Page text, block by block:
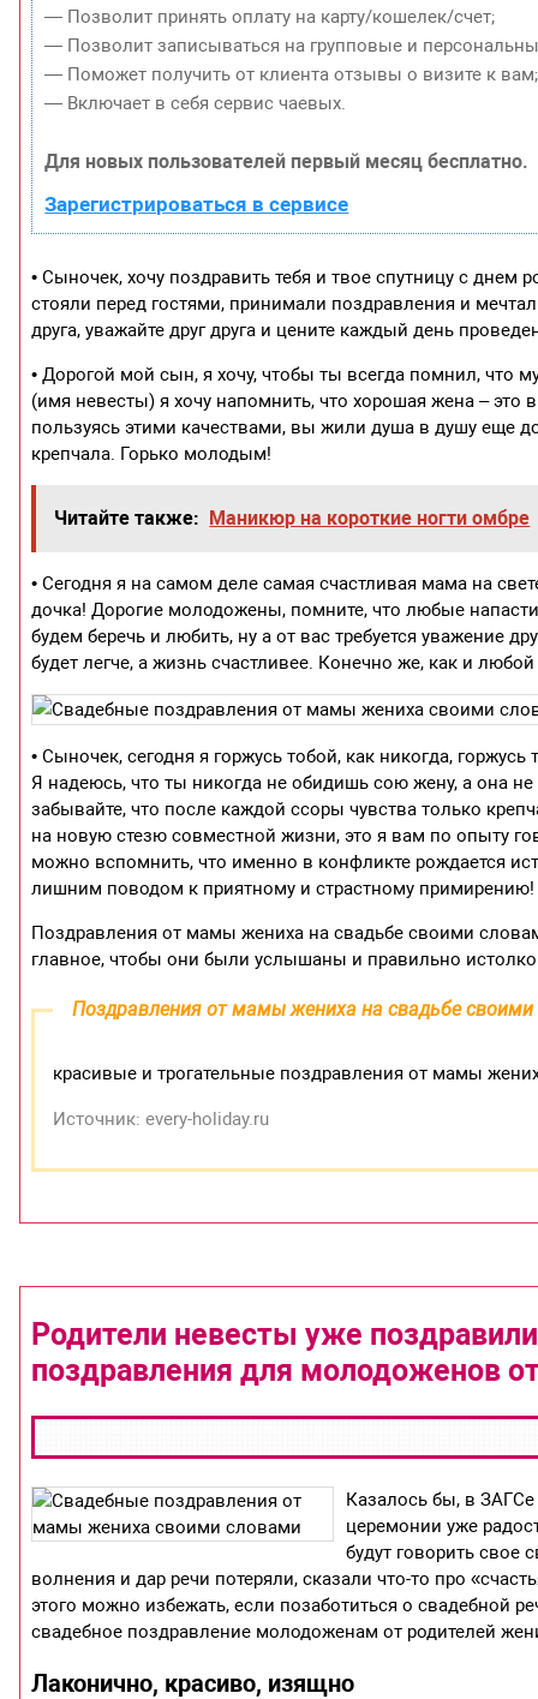
— Позволит принять оплату на карту/кошелек/счет;
— Позволит записываться на групповые и
— Поможет получить от клиента отзывы о визите к вам;
— Включает в себя сервис чаевых.
Для новых пользователей первый месяц бесплатно.
Зарегистрироваться в сервисе
• Сыночек, хочу поздравить тебя и твое спутницу с
стояли перед гостями, принимали поздравления и
друга, уважайте друг друга и цените каждый день
• Дорогой мой сын, я хочу, чтобы ты всегда помнил, что
(имя невесты) я хочу напомнить, что хорошая жена –
пользуясь этими качествами, вы жили душа в душу еще
крепчала. Горько молодым!
Читайте также: Маникюр на короткие ногти омбре
• Сегодня я на самом деле самая счастливая мама на
дочка! Дорогие молодожены, помните, что любые
будем беречь и любить, ну а от вас требуется уважение
будет легче, а жизнь счастливее. Конечно же, как и
• Сыночек, сегодня я горжусь тобой, как никогда,
Я надеюсь, что ты никогда не обидишь сою жену, а она
забывайте, что после каждой ссоры чувства только
на новую стезю совместной жизни, это я вам по опыту
можно вспомнить, что именно в конфликте рождается
лишним поводом к приятному и страстному примирению!
Поздравления от мамы жениха на свадьбе своими
главное, чтобы они были услышаны и правильно
Поздравления от мамы жениха на свадьбе
красивые и трогательные поздравления от мамы
Источник: every-holiday.ru
Родители невесты уже
поздравления для молодоженов
Казалось бы, в
церемонии уже
будут говорить свое
волнения и дар речи потеряли, сказали что-то про
этого можно избежать, если позаботиться о свадебной
свадебное поздравление молодоженам от родителей
Лаконично, красиво, изящно